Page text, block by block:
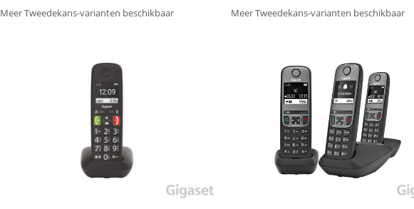
Meer Tweedekans-varianten beschikbaar
Meer Tweedekans-varianten beschikbaar